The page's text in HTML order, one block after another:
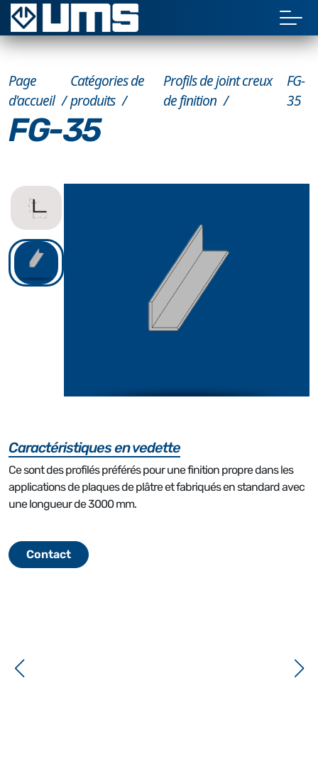
Page
d'accueil
Catégories de
produits
Profils de joint creux
de finition
FG-
35
FG-35
Caractéristiques en vedette
Ce sont des profilés préférés pour une finition propre dans les
applications de plaques de plâtre et fabriqués en standard avec
une longueur de 3000 mm.
Contact